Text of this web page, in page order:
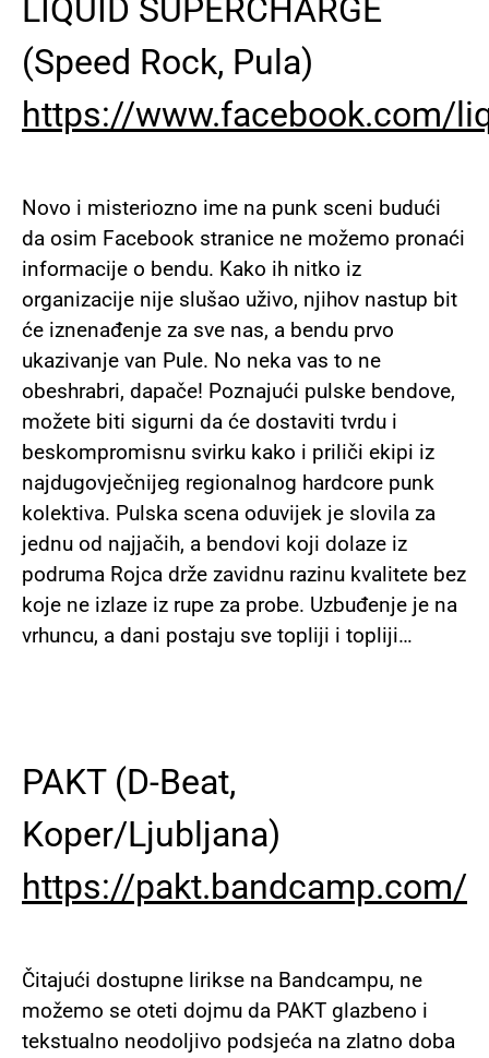
LIQUID SUPERCHARGE
(Speed Rock, Pula)
https://www.facebook.com/
Novo i misteriozno ime na punk sceni budući
da osim Facebook stranice ne možemo pronaći
informacije o bendu. Kako ih nitko iz
organizacije nije slušao uživo, njihov nastup bit
će iznenađenje za sve nas, a bendu prvo
ukazivanje van Pule. No neka vas to ne
obeshrabri, dapače! Poznajući pulske bendove,
možete biti sigurni da će dostaviti tvrdu i
beskompromisnu svirku kako i priliči ekipi iz
najdugovječnijeg regionalnog hardcore punk
kolektiva. Pulska scena oduvijek je slovila za
jednu od najjačih, a bendovi koji dolaze iz
podruma Rojca drže zavidnu razinu kvalitete bez
koje ne izlaze iz rupe za probe. Uzbuđenje je na
vrhuncu, a dani postaju sve topliji i topliji…
PAKT (D-Beat,
Koper/Ljubljana)
https://pakt.bandcamp.com/
Čitajući dostupne lirikse na Bandcampu, ne
možemo se oteti dojmu da PAKT glazbeno i
tekstualno neodoljivo podsjeća na zlatno doba